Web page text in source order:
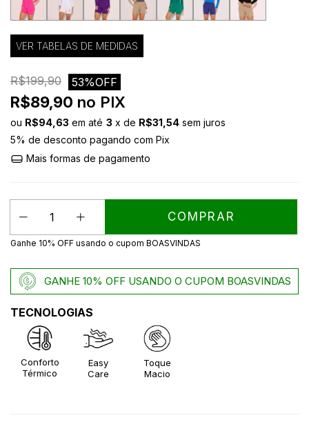
VER TABELAS DE MEDIDAS
R$199,90 53%OFF
R$89,90 no PIX
ou R$94,63 em até 3 x de R$31,54 sem juros
5% de desconto pagando com Pix
Mais formas de pagamento
Ganhe 10% OFF usando o cupom BOASVINDAS
GANHE 10% OFF USANDO O CUPOM BOASVINDAS
TECNOLOGIAS
Conforto
Térmico
Easy
Care
Toque
Macio